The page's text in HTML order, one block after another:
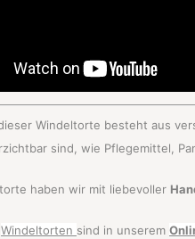
Windeltorte besteht aus
sind, wie Pflegemittel,
haben wir mit liebevoller
Windeltorten sind in unserem